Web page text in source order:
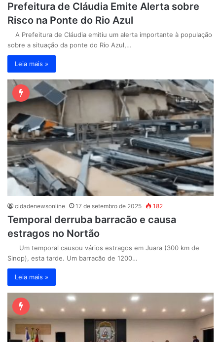
Prefeitura de Cláudia Emite Alerta sobre
Risco na Ponte do Rio Azul
A Prefeitura de Cláudia emitiu um alerta importante à população
sobre a situação da ponte do Rio Azul,…
Leia mais »
cidadenewsonline 17 de setembro de 2025 182
Temporal derruba barracão e causa
estragos no Nortão
Um temporal causou vários estragos em Juara (300 km de
Sinop), esta tarde. Um barracão de 1200…
Leia mais »